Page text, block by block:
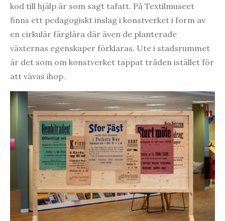
kod till hjälp är som sagt tafatt. På Textilmuseet
finns ett pedagogiskt inslag i konstverket i form av
en cirkulär färglära där även de planterade
växternas egenskaper förklaras. Ute i stadsrummet
är det som om konstverket tappat tråden istället för
att vävas ihop.